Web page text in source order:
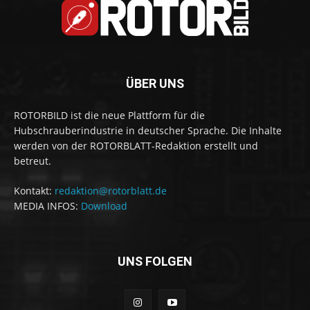
ÜBER UNS
ROTORBILD ist die neue Plattform für die
Hubschrauberindustrie in deutscher Sprache. Die Inhalte
werden von der ROTORBLATT-Redaktion erstellt und
betreut.
Kontakt: redaktion@rotorblatt.de
MEDIA INFOS: Download
UNS FOLGEN